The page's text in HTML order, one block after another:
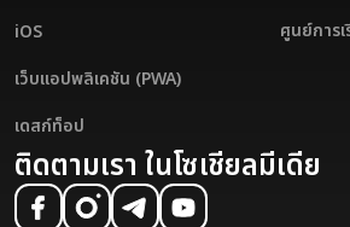
iOS
เว็บแอปพลิเคชัน (PWA)
เดสก์ท็อป
ศูนย์การ
ติดตามเรา ในโซเชียลมีเดีย